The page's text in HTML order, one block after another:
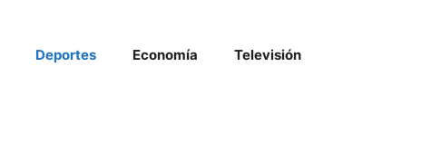
Deportes Economía Televisión